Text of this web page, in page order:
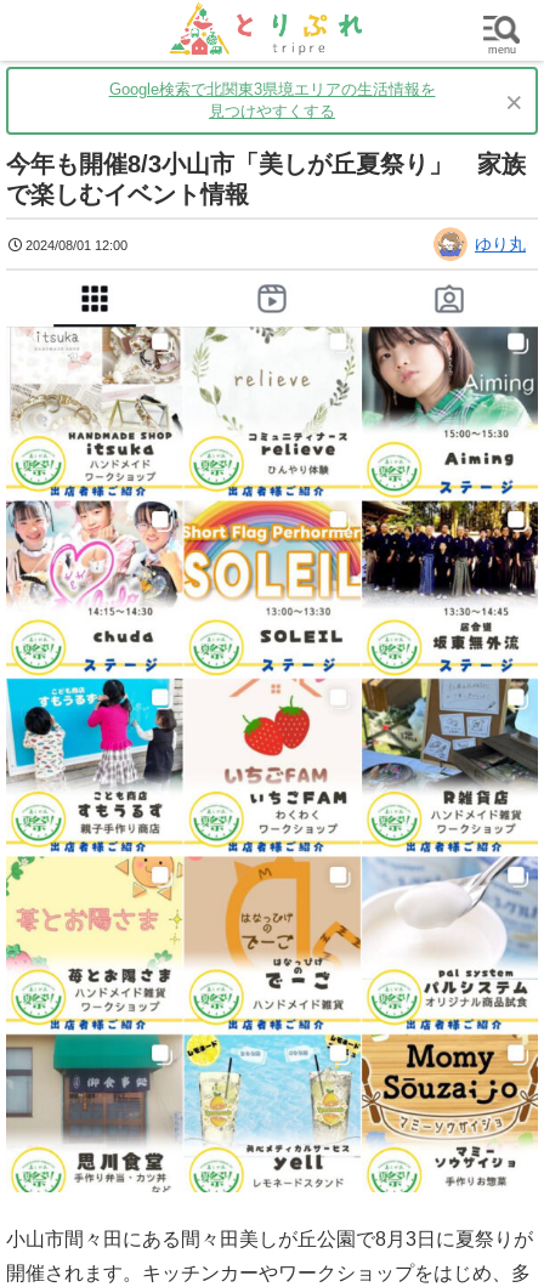
茨城 グルメ 買い物 子育て
Google検索で北関東3県境エリアの生活情報を
見つけやすくする
×
今年も開催8/3小山市「美しが丘夏祭り」 家族
で楽しむイベント情報
2024/08/01 12:00 ゆり丸
小山市間々田にある間々田美しが丘公園で8月3日に夏祭りが
開催されます。キッチンカーやワークショップをはじめ、多
menu